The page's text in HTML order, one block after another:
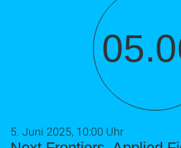
5. Juni 2025, 10:00 Uhr